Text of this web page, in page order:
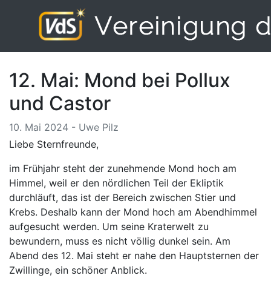
12. Mai: Mond bei Pollux
und Castor
10. Mai 2024 - Uwe Pilz
Liebe Sternfreunde,
im Frühjahr steht der zunehmende Mond hoch am
Himmel, weil er den nördlichen Teil der Ekliptik
durchläuft, das ist der Bereich zwischen Stier und
Krebs. Deshalb kann der Mond hoch am Abendhimmel
aufgesucht werden. Um seine Kraterwelt zu
bewundern, muss es nicht völlig dunkel sein. Am
Abend des 12. Mai steht er nahe den Hauptsternen der
Zwillinge, ein schöner Anblick.